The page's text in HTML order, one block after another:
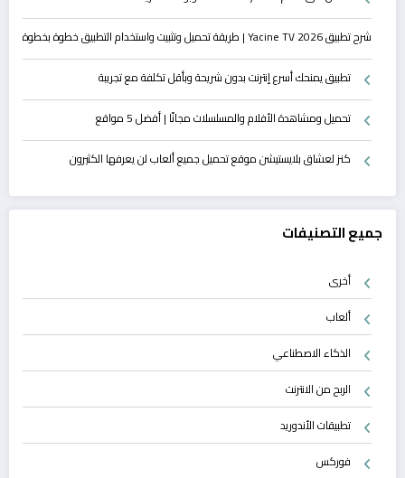
شرح تطبيق Yacine TV 2026 | طريقة تحميل وتثبيت واستخدام التطبيق خطوة بخطوة
تطبيق يمنحك أسرع إنترنت بدون شريحة وبأقل تكلفة مع تجريبة
تحميل ومشاهدة الأفلام والمسلسلات مجانًا | أفضل 5 مواقع
كنز لعشاق بلايستيشن موقع تحميل جميع ألعاب لن يعرفها الكثيرون
جميع التصنيفات
أخرى
ألعاب
الذكاء الاصطناعي
الربح من الانترنت
تطبيقات الأندوريد
فوركس